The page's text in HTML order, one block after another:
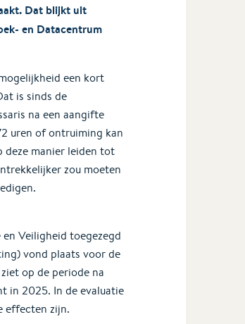
Dat blijkt uit
en Datacentrum
een kort
is sinds de
na een aangifte
uren of ontruiming kan
deze manier leiden tot
zou moeten
Veiligheid toegezegd
vond plaats voor de
op de periode na
in 2025. In de evaluatie
effecten zijn.